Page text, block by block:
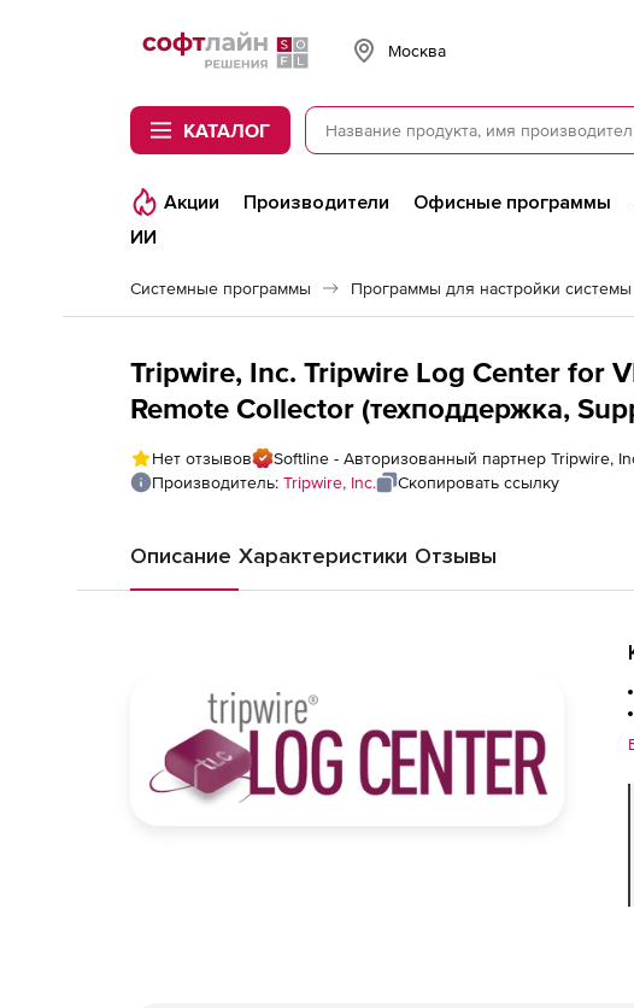
Softline
Москва
КАТАЛОГ
Акции Производители Офисные программы
ИИ
Системные программы Программы для настройки системы
Tripwire, Inc. Tripwire Log Center for
Remote Collector (техподдержка,
лицензии
Нет отзывов
Softline - Авторизованный партнер Tripwire,
Производитель: Tripwire, Inc. Скопировать ссылку
Описание Характеристики Отзывы